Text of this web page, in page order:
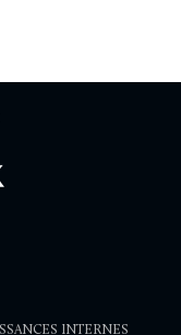
INTERNES